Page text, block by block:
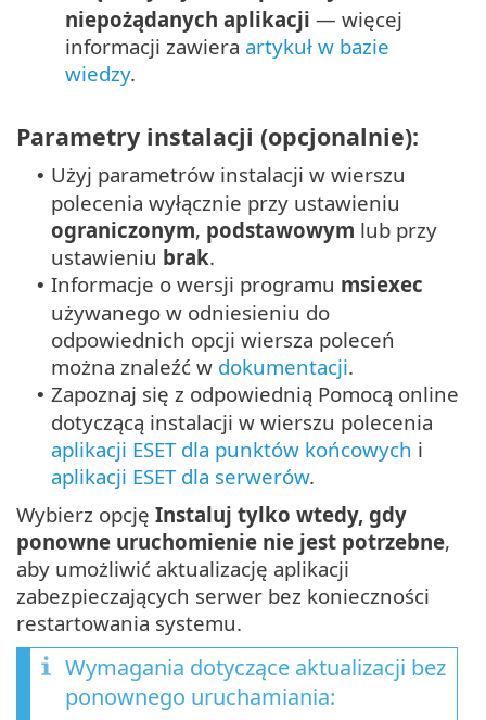
niepożądanych aplikacji — więcej
informacji zawiera artykuł w bazie
wiedzy.
Parametry instalacji (opcjonalnie):
• Użyj parametrów instalacji w wierszu
polecenia wyłącznie przy ustawieniu
ograniczonym, podstawowym lub przy
ustawieniu brak.
• Informacje o wersji programu msiexec
używanego w odniesieniu do
odpowiednich opcji wiersza poleceń
można znaleźć w dokumentacji.
• Zapoznaj się z odpowiednią Pomocą online
dotyczącą instalacji w wierszu polecenia
aplikacji ESET dla punktów końcowych i
aplikacji ESET dla serwerów.
Wybierz opcję Instaluj tylko wtedy, gdy
ponowne uruchomienie nie jest potrzebne,
aby umożliwić aktualizację aplikacji
zabezpieczających serwer bez konieczności
restartowania systemu.
Wymagania dotyczące aktualizacji bez
ponownego uruchamiania: